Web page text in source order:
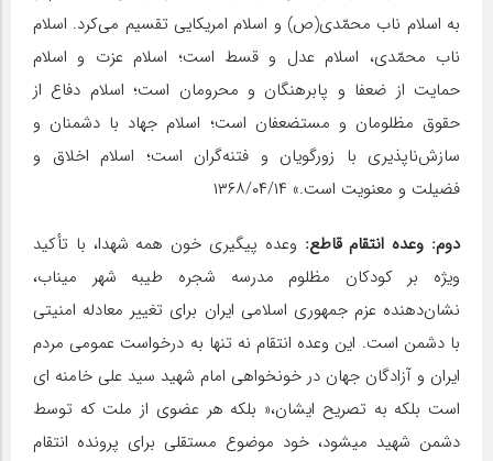
به اسلام ناب محمّدی(ص) و اسلام امریکایی تقسیم می‌کرد. اسلام
ناب محمّدی، اسلام عدل و قسط است؛ اسلام عزت و اسلام
حمایت از ضعفا و پابرهنگان و محرومان است؛ اسلام دفاع از
حقوق مظلومان و مستضعفان است؛ اسلام جهاد با دشمنان و
سازش‌ناپذیری با زورگویان و فتنه‌گران است؛ اسلام اخلاق و
فضیلت و معنویت است.» ۱۳۶۸/۰۴/۱۴
دوم: وعده انتقام قاطع: وعده پیگیری خون همه شهدا، با تأکید
ویژه بر کودکان مظلوم مدرسه شجره طیبه شهر میناب،
نشان‌دهنده عزم جمهوری اسلامی ایران برای تغییر معادله امنیتی
با دشمن است. این وعده انتقام نه تنها به درخواست عمومی مردم
ایران و آزادگان جهان در خونخواهی امام شهید سید علی خامنه ای
است بلکه به تصریح ایشان،« بلکه هر عضوی از ملت که توسط
دشمن شهید میشود، خود موضوع مستقلی برای پرونده انتقام